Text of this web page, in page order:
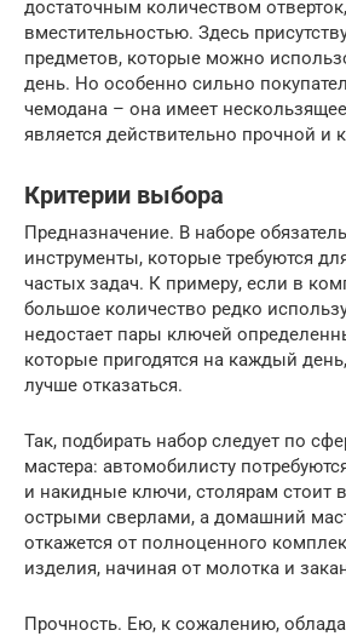
достаточным количеством
вместительностью. Здесь
предметов, которые можно
день. Но особенно сильно
чемодана – она имеет
является действительно прочной и
Критерии выбора
Предназначение. В наборе
инструменты, которые требуются
частых задач. К примеру, если в
большое количество редко
недостает пары ключей
которые пригодятся на каждый
лучше отказаться.
Так, подбирать набор следует по
мастера: автомобилисту
и накидные ключи, столярам стоит
острыми сверлами, а домашний
откажется от полноценного
изделия, начиная от молотка и
Прочность. Ею, к сожалению,